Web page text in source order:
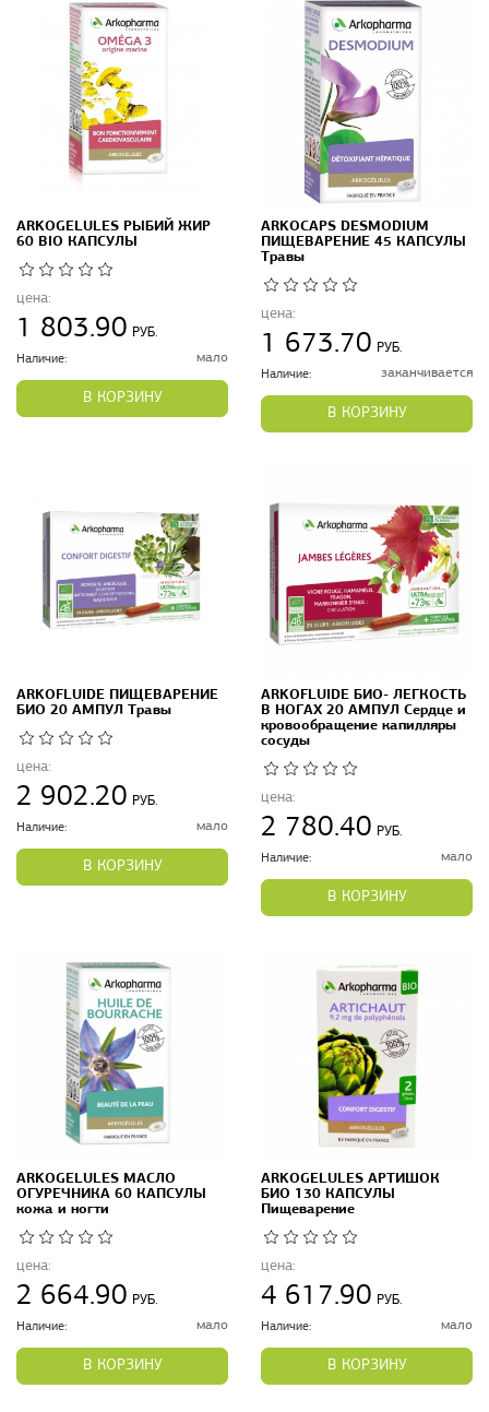
ARKOGELULES РЫБИЙ ЖИР
60 BIO КАПСУЛЫ
цена:
1 803.90 РУБ.
Наличие: мало
В КОРЗИНУ
ARKOCAPS DESMODIUM
ПИЩЕВАРЕНИЕ 45 КАПСУЛЫ
Травы
цена:
1 673.70 РУБ.
Наличие: заканчивается
В КОРЗИНУ
ARKOFLUIDE ПИЩЕВАРЕНИЕ
БИО 20 АМПУЛ Травы
цена:
2 902.20 РУБ.
Наличие: мало
В КОРЗИНУ
ARKOFLUIDE БИО- ЛЕГКОСТЬ
В НОГАХ 20 АМПУЛ Сердце и
кровообращение капилляры
сосуды
цена:
2 780.40 РУБ.
Наличие: мало
В КОРЗИНУ
ARKOGELULES МАСЛО
ОГУРЕЧНИКА 60 КАПСУЛЫ
кожа и ногти
цена:
2 664.90 РУБ.
Наличие: мало
В КОРЗИНУ
ARKOGELULES АРТИШОК
БИО 130 КАПСУЛЫ
Пищеварение
цена:
4 617.90 РУБ.
Наличие: мало
В КОРЗИНУ